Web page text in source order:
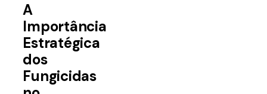
A
Importância
Estratégica
dos
Fungicidas